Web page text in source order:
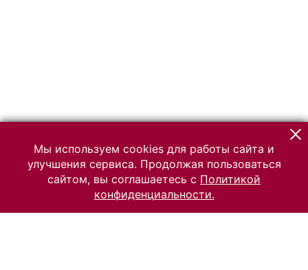
Мы используем cookies для работы сайта и
улучшения сервиса. Продолжая пользоваться
сайтом, вы соглашаетесь с Политикой
конфиденциальности.